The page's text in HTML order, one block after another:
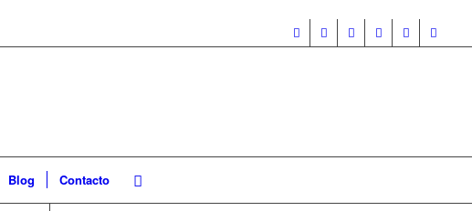
Blog Contacto